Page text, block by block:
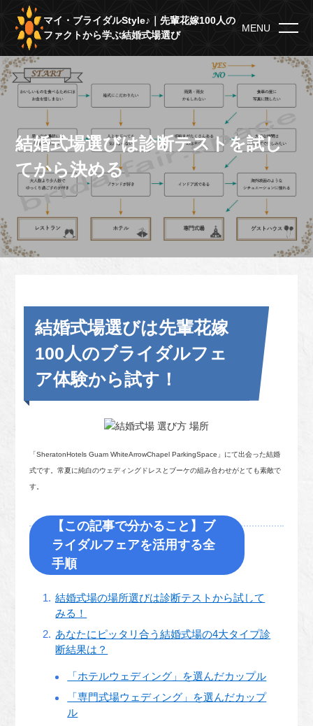
マイ・ブライダルStyle♪｜先輩花嫁100人の
ファクトから学ぶ結婚式場選び
MENU
結婚式場選びは診断テストを試し
てから決める
結婚式場選びは先輩花嫁
100人のブライダルフェ
ア体験から試す！
「SheratonHotels Guam WhiteArrowChapel ParkingSpace」にて出会った結婚
式です。常夏に純白のウェディングドレスとブーケの組み合わせがとても素敵で
す。
【この記事で分かること】ブ
ライダルフェアを活用する全
手順
結婚式場の場所選びは診断テストから試して
みる！
あなたにピッタリ合う結婚式場の4大タイプ診
断結果は？
「ホテルウェディング」を選んだカップル
「専門式場ウェディング」を選んだカップ
ル